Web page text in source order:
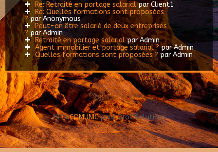
Re: Retraité en portage salarialpar Client1
Re: Quelles formations sont proposées
?par Anonymous
Peut-on être salarié de deux entreprises
? par Admin
Retraité en portage salarialpar Admin
Agent immobilier et portage salarial ?par Admin
Quelles formations sont proposées ? par Admin
2014COMUNICpour Orok Solutions